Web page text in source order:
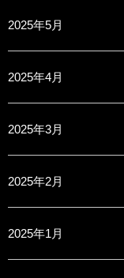
2025年5月
2025年4月
2025年3月
2025年2月
2025年1月